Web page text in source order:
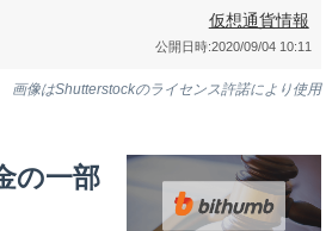
仮想通貨情報
公開日時:2020/09/04 10:11
画像はShutterstockのライセンス許諾により使用
の一部